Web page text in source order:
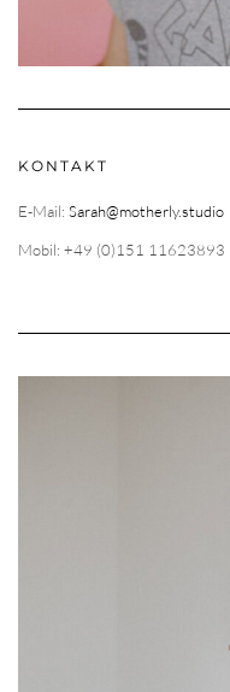
KONTAKT
E-Mail: Sarah@motherly.studio
Mobil: +49 (0)151 11623893